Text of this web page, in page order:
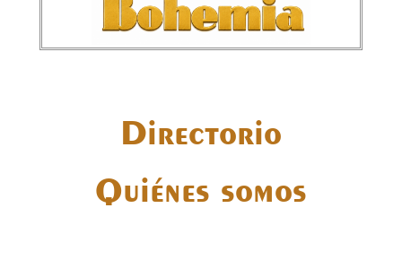
Directorio
Quiénes somos